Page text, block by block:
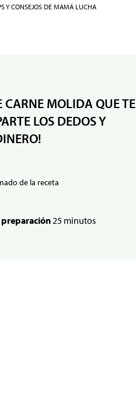
Y CONSEJOS DE MAMÁ LUCHA
CARNE MOLIDA QUE TE
LOS DEDOS Y
de la receta
25 minutos